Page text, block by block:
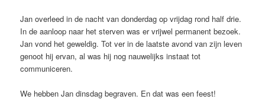
Jan overleed in de nacht van donderdag op vrijdag rond half drie.
In de aanloop naar het sterven was er vrijwel permanent bezoek.
Jan vond het geweldig. Tot ver in de laatste avond van zijn leven
genoot hij ervan, al was hij nog nauwelijks instaat tot
communiceren.
We hebben Jan dinsdag begraven. En dat was een feest!